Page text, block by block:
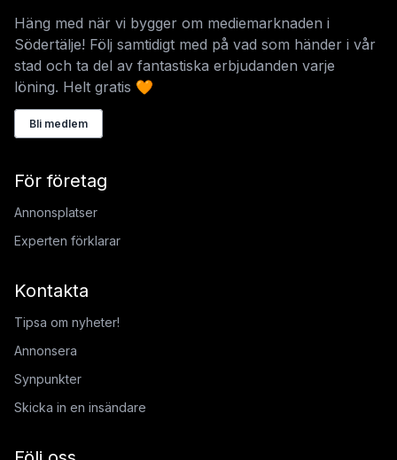
Häng med när vi bygger om mediemarknaden i
Södertälje! Följ samtidigt med på vad som händer i vår
stad och ta del av fantastiska erbjudanden varje
löning. Helt gratis 🧡
Bli medlem
För företag
Annonsplatser
Experten förklarar
Kontakta
Tipsa om nyheter!
Annonsera
Synpunkter
Skicka in en insändare